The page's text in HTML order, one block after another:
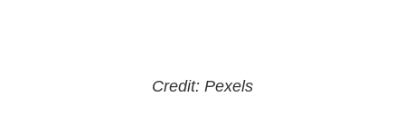
Credit: Pexels